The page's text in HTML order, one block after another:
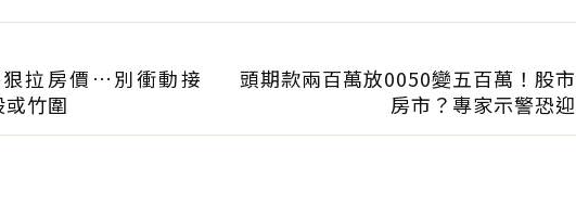
拉房價…別衝動接
竹圍
頭期款兩百萬放0050變五百萬！股
房市？專家示警恐